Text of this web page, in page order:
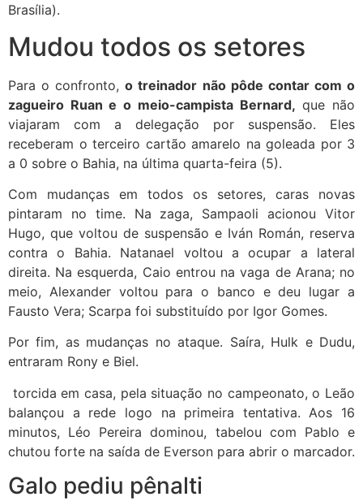
Brasília).
Mudou todos os setores
Para o confronto,o treinador não pôde contar com o
zagueiro Ruan e o meio-campista Bernard, que não
viajaram com a delegação por suspensão. Eles
receberam o terceiro cartão amarelo na goleada por 3
a 0 sobre o Bahia, na última quarta-feira (5).
Com mudanças em todos os setores, caras novas
pintaram no time. Na zaga, Sampaoli acionou Vitor
Hugo, que voltou de suspensão e Iván Román, reserva
contra o Bahia. Natanael voltou a ocupar a lateral
direita. Na esquerda, Caio entrou na vaga de Arana; no
meio, Alexander voltou para o banco e deu lugar a
Fausto Vera; Scarpa foi substituído por Igor Gomes.
Por fim, as mudanças no ataque. Saíra, Hulk e Dudu,
entraram Rony e Biel.
torcida em casa, pela situação no campeonato, o Leão
balançou a rede logo na primeira tentativa. Aos 16
minutos, Léo Pereira dominou, tabelou com Pablo e
chutou forte na saída de Everson para abrir o marcador.
Galo pediu pênalti